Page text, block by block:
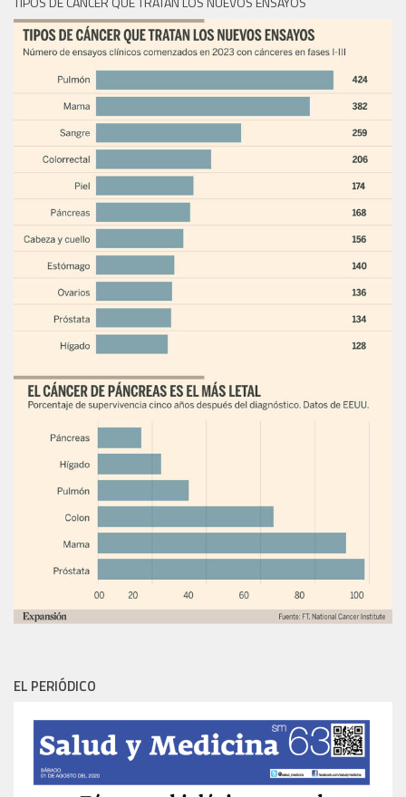
EL PERIÓDICO